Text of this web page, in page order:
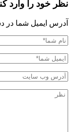
نظر خود را وارد
آدرس ایمیل شما در